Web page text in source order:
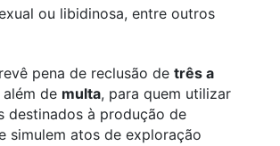
ou libidinosa, entre outros
pena de reclusão de três a
além de multa, para quem utilizar
destinados à produção de
simulem atos de exploração